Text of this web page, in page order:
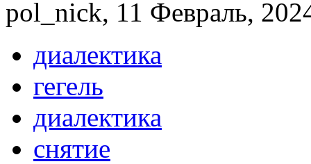
pol_nick, 11 Февраль,
диалектика
гегель
диалектика
снятие